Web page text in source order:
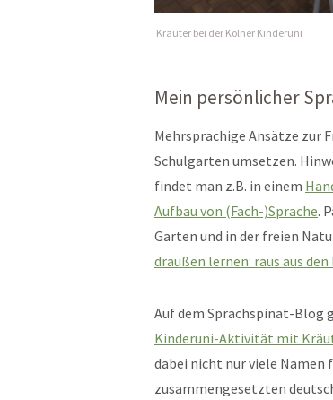
Kräuter bei der Kölner Kinderuni
Mein persönlicher
Mehrsprachige Ansätze zur
Schulgarten umsetzen.
findet man z.B. in einem
Aufbau von (Fach-)Sprache.
Garten und in der freien
draußen lernen: raus aus
Auf dem Sprachspinat-Blog
Kinderuni-Aktivität mit
dabei nicht nur viele Namen
zusammengesetzten